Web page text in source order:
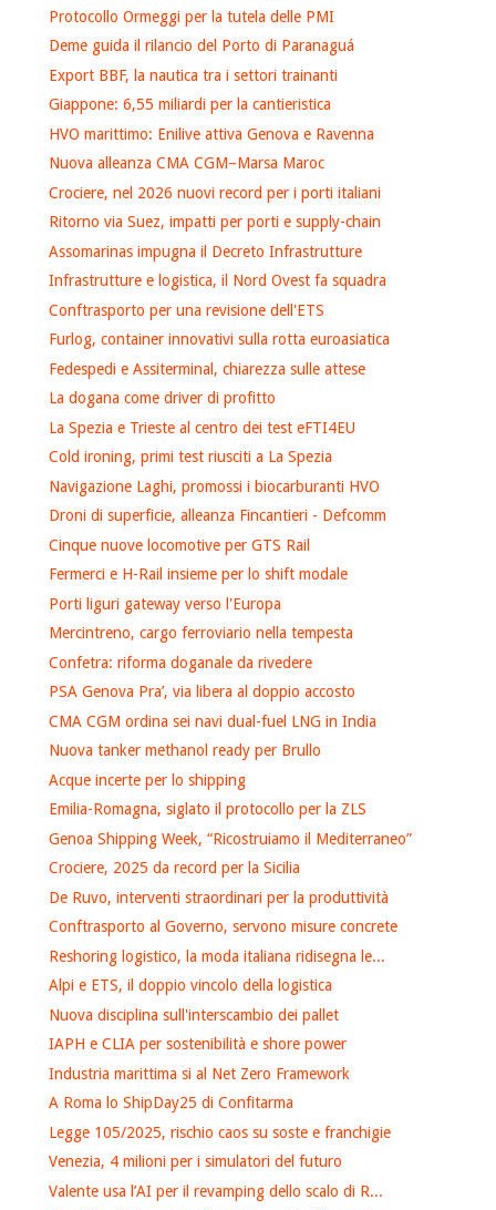
Protocollo Ormeggi per la tutela delle PMI
Deme guida il rilancio del Porto di Paranaguá
Export BBF, la nautica tra i settori trainanti
Giappone: 6,55 miliardi per la cantieristica
HVO marittimo: Enilive attiva Genova e Ravenna
Nuova alleanza CMA CGM–Marsa Maroc
Crociere, nel 2026 nuovi record per i porti italiani
Ritorno via Suez, impatti per porti e supply-chain
Assomarinas impugna il Decreto Infrastrutture
Infrastrutture e logistica, il Nord Ovest fa squadra
Conftrasporto per una revisione dell'ETS
Furlog, container innovativi sulla rotta euroasiatica
Fedespedi e Assiterminal, chiarezza sulle attese
La dogana come driver di profitto
La Spezia e Trieste al centro dei test eFTI4EU
Cold ironing, primi test riusciti a La Spezia
Navigazione Laghi, promossi i biocarburanti HVO
Droni di superficie, alleanza Fincantieri - Defcomm
Cinque nuove locomotive per GTS Rail
Fermerci e H-Rail insieme per lo shift modale
Porti liguri gateway verso l'Europa
Mercintreno, cargo ferroviario nella tempesta
Confetra: riforma doganale da rivedere
PSA Genova Pra’, via libera al doppio accosto
CMA CGM ordina sei navi dual-fuel LNG in India
Nuova tanker methanol ready per Brullo
Acque incerte per lo shipping
Emilia-Romagna, siglato il protocollo per la ZLS
Genoa Shipping Week, “Ricostruiamo il Mediterraneo”
Crociere, 2025 da record per la Sicilia
De Ruvo, interventi straordinari per la produttività
Conftrasporto al Governo, servono misure concrete
Reshoring logistico, la moda italiana ridisegna le...
Alpi e ETS, il doppio vincolo della logistica
Nuova disciplina sull'interscambio dei pallet
IAPH e CLIA per sostenibilità e shore power
Industria marittima si al Net Zero Framework
A Roma lo ShipDay25 di Confitarma
Legge 105/2025, rischio caos su soste e franchigie
Venezia, 4 milioni per i simulatori del futuro
Valente usa l’AI per il revamping dello scalo di R...